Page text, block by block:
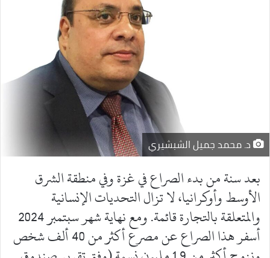
د. محمد جميل الشبشيري
بعد سنة من بدء الصراع في غزة وفي منطقة الشرق
الأوسط وأوكرانيا، لا تزال التحديات الإنسانية
والمتعلقة بالتجارة قائمة. ومع نهاية شهر سبتمبر 2024
أسفر هذا الصراع عن مصرع أكثر من 40 ألف شخص